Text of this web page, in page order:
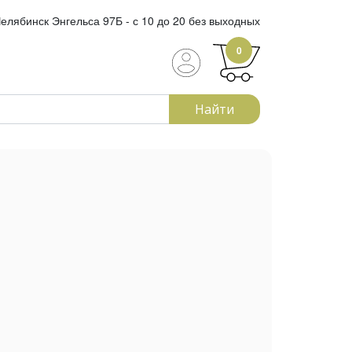
Энгельса 97Б - с 10 до 20 без выходных
0
Найти